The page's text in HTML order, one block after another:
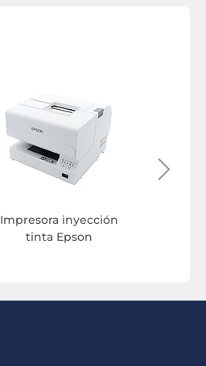
Impresora inyección
tinta Epson